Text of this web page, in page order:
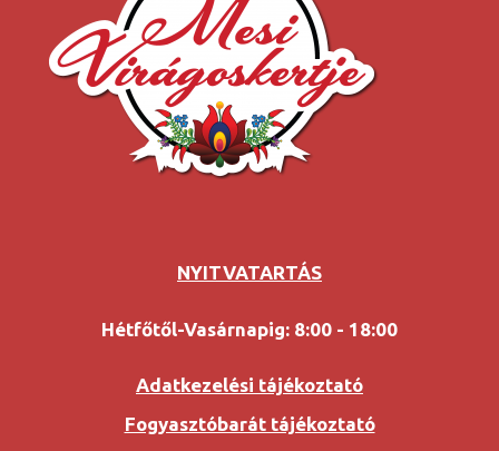
NYITVATARTÁS
Hétfőtől-Vasárnapig: 8:00 - 18:00
Adatkezelési tájékoztató
Fogyasztóbarát tájékoztató